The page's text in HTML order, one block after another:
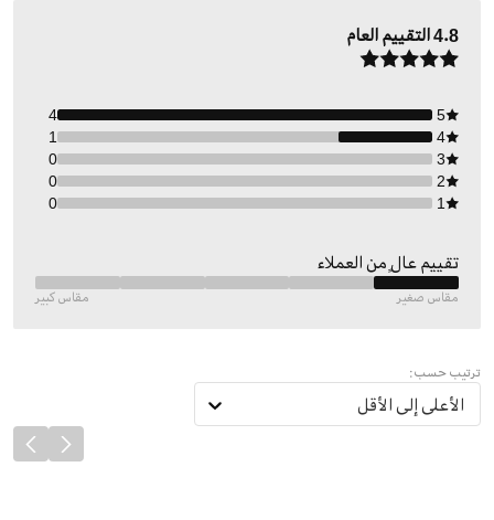
4.8التقييم العام
5
4
4
1
3
0
2
0
1
0
تقييم عالٍ من العملاء
مقاس صغير مقاس كبير
ترتيب حسب:
الأعلى إلى الأقل